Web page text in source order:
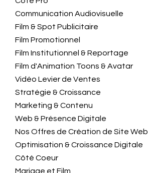
Communication Audiovisuelle
Film & Spot Publicitaire
Film Promotionnel
Film Institutionnel & Reportage
Film d'Animation Toons & Avatar
Vidéo Levier de Ventes
Stratégie & Croissance
Marketing & Contenu
Web & Présence Digitale
Nos Offres de Création de Site Web
Optimisation & Croissance Digitale
Côté Coeur
Mariage et Film